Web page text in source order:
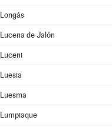
Longás
Lucena de Jalón
Luceni
Luesia
Luesma
Lumpiaque